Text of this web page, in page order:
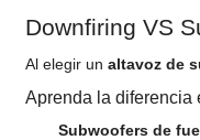
Downfiring VS
Al elegir un altavoz de
Aprenda la diferencia
Subwoofers de